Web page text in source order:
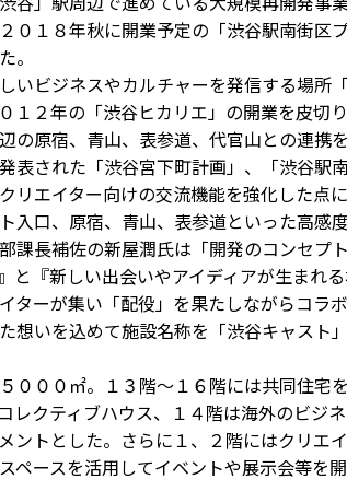
０１８年秋に開業予定の「渋谷駅南街区
。
ビジネスやカルチャーを発信する場所
１２年の「渋谷ヒカリエ」の開業を皮切
の原宿、青山、表参道、代官山との連携
表された「渋谷宮下町計画」、「渋谷駅
エイター向けの交流機能を強化した点に
口、原宿、青山、表参道といった高感
課長補佐の新屋潤氏は「開発のコンセプ
『新しい出会いやアイディアが生まれる
ターが集い「配役」を果たしながらコラ
想いを込めて施設名称を「渋谷キャスト
００㎡。１３階～１６階には共同住宅
クティブハウス、１４階は海外のビジ
ントとした。さらに１、２階にはクリエ
ペースを活用してイベントや展示会等を